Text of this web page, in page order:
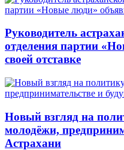
Руководитель
отделения партии
своей отставке
Новый взгляд на
молодёжи,
Астрахани